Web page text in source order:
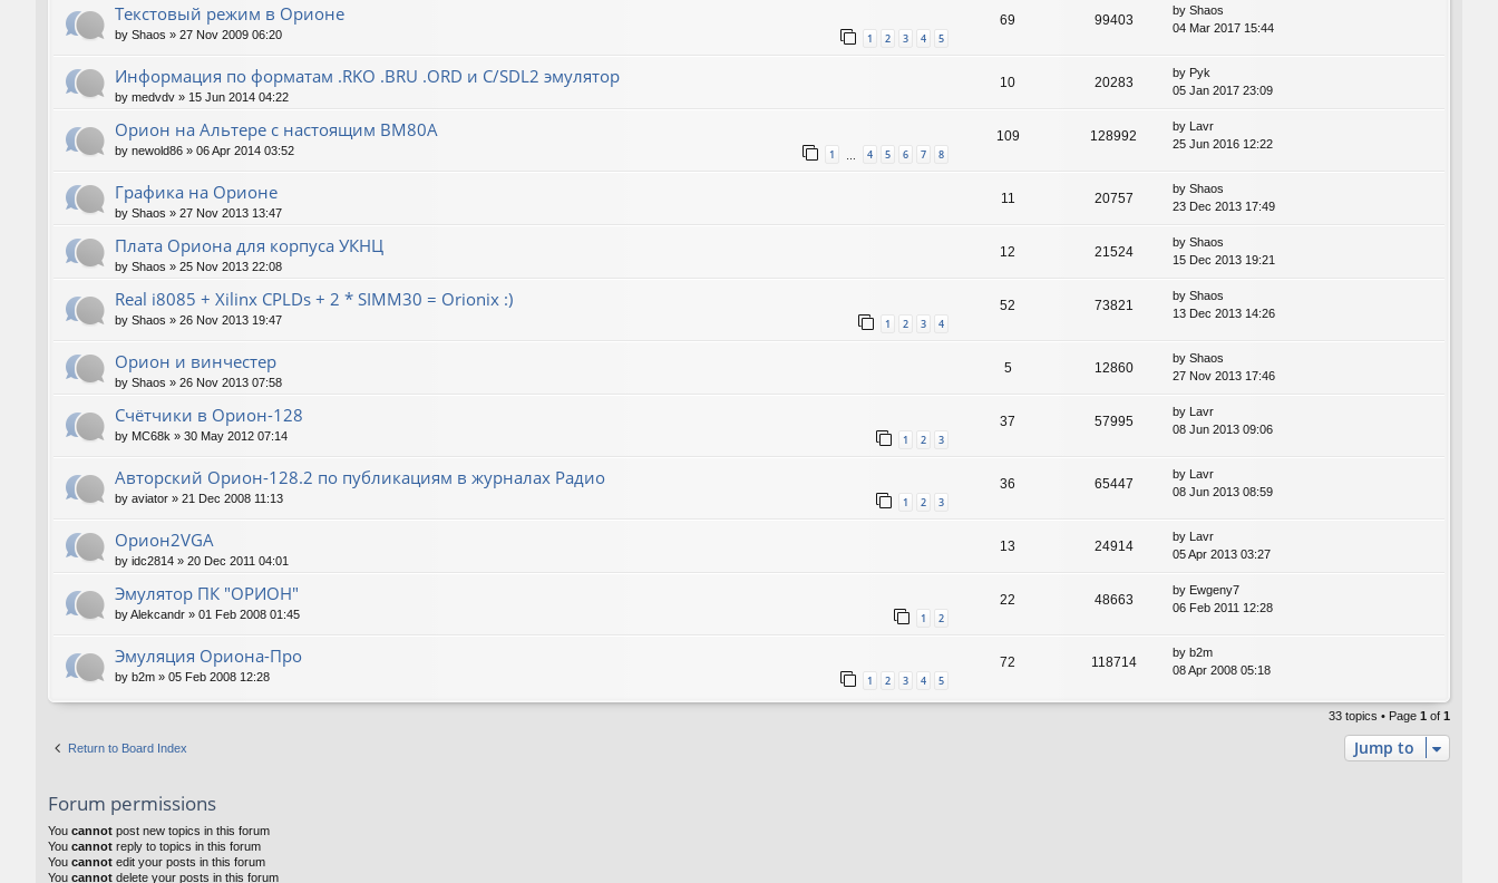
Текстовый режим в Орионе
by Shaos » 27 Nov 2009 06:20 1 2 3 4 5
69 99403
by Shaos
04 Mar 2017 15:44
Информация по форматам .RKO .BRU .ORD и С/SDL2 эмулятор
by medvdv » 15 Jun 2014 04:22
10 20283
by Pyk
05 Jan 2017 23:09
Орион на Альтере с настоящим ВМ80А
by newold86 » 06 Apr 2014 03:52 1 4 5 6 7 8
109 128992
by Lavr
25 Jun 2016 12:22
Графика на Орионе
by Shaos » 27 Nov 2013 13:47
11 20757
by Shaos
23 Dec 2013 17:49
Плата Ориона для корпуса УКНЦ
by Shaos » 25 Nov 2013 22:08
12 21524
by Shaos
15 Dec 2013 19:21
Real i8085 + Xilinx CPLDs + 2 * SIMM30 = Orionix :)
by Shaos » 26 Nov 2013 19:47 1 2 3 4
52 73821
by Shaos
13 Dec 2013 14:26
Орион и винчестер
by Shaos » 26 Nov 2013 07:58
5 12860
by Shaos
27 Nov 2013 17:46
Счётчики в Орион-128
by MC68k » 30 May 2012 07:14 1 2 3
37 57995
by Lavr
08 Jun 2013 09:06
Авторский Орион-128.2 по публикациям в журналах Радио
by aviator » 21 Dec 2008 11:13 1 2 3
36 65447
by Lavr
08 Jun 2013 08:59
Орион2VGA
by idc2814 » 20 Dec 2011 04:01
13 24914
by Lavr
05 Apr 2013 03:27
Эмулятор ПК "ОРИОН"
byAlekcandr » 01 Feb 2008 01:45 1 2
22 48663
by Ewgeny7
06 Feb 2011 12:28
Эмуляция Ориона-Про
by b2m » 05 Feb 2008 12:28 1 2 3 4 5
72 118714
by b2m
08 Apr 2008 05:18
33 topics • Page 1 of 1
Return to Board Index Jump to
Forum permissions
You cannot post new topics in this forum
You cannot reply to topics in this forum
You cannot edit your posts in this forum
You cannot delete your posts in this forum